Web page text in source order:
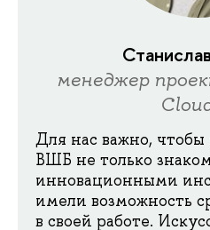
менеджер
Для нас важно, чтобы
ВШБ не только
инновационными
имели возможность
в своей работе.